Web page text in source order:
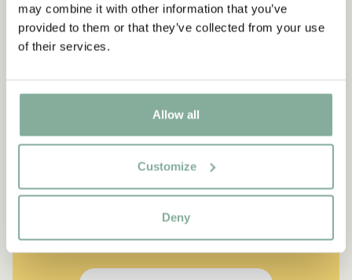
may combine it with other information that you’ve
provided to them or that they’ve collected from your use
of their services.
Allow all
Customize
Deny
“Den som är väldigt stark
måste också vara väldigt
snäll.”
Berättaren i "Känner du Pippi Långstrump?"